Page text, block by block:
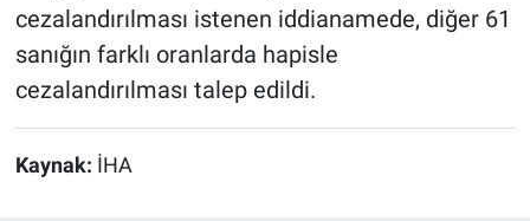
cezalandırılması istenen iddianamede, diğer 61
sanığın farklı oranlarda hapisle
cezalandırılması talep edildi.
Kaynak: İHA